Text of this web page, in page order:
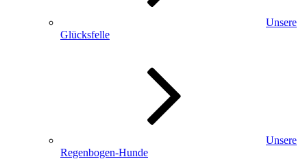
Unsere
Glücksfelle
Unsere
Regenbogen-Hunde